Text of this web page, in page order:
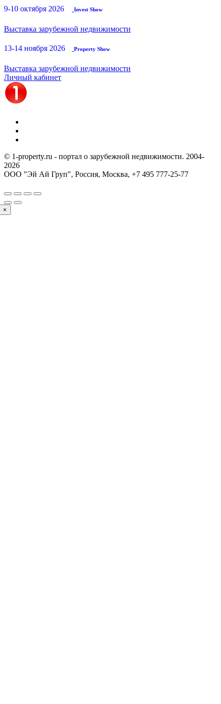
9-10 октября 2026 Invest Show
Выставка зарубежной недвижимости
13-14 ноября 2026 Property Show
Выставка зарубежной недвижимости
Личный кабинет
© 1-property.ru - портал о зарубежной недвижимости. 2004-
2026
ООО "Эй Ай Груп", Россия, Москва, +7 495 777-25-77
×